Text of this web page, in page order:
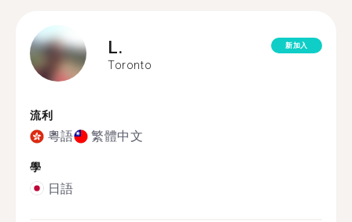
L.
Toronto
新加入
流利
粵語 繁體中文
學
日語